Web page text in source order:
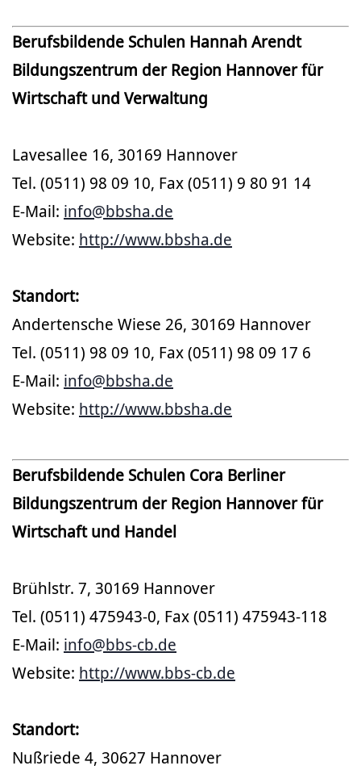
Berufsbildende Schulen Hannah Arendt
Bildungszentrum der Region Hannover für
Wirtschaft und Verwaltung
Lavesallee 16, 30169 Hannover
Tel. (0511) 98 09 10, Fax (0511) 9 80 91 14
E-Mail: info@bbsha.de
Website: http://www.bbsha.de
Standort:
Andertensche Wiese 26, 30169 Hannover
Tel. (0511) 98 09 10, Fax (0511) 98 09 17 6
E-Mail: info@bbsha.de
Website: http://www.bbsha.de
Berufsbildende Schulen Cora Berliner
Bildungszentrum der Region Hannover für
Wirtschaft und Handel
Brühlstr. 7, 30169 Hannover
Tel. (0511) 475943-0, Fax (0511) 475943-118
E-Mail: info@bbs-cb.de
Website: http://www.bbs-cb.de
Standort:
Nußriede 4, 30627 Hannover